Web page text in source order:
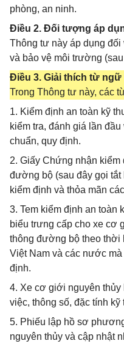
phòng, an ninh.
Điều 2. Đối tượng áp
Thông tư này áp dụng
và bảo vệ môi trường
Điều 3. Giải thích từ ngữ
Trong Thông tư này, các
1. Kiểm định an toàn kỹ
kiểm tra, đánh giá lần
chuẩn, quy định.
2. Giấy Chứng nhận
đường bộ (sau đây gọi
kiểm định và thỏa mãn
3. Tem kiểm định an toàn
biểu trưng cấp cho xe cơ
thông đường bộ theo thời
Việt Nam và các nước
định.
4. Xe cơ giới nguyên thủy
việc, thông số, đặc tính
5. Phiếu lập hồ sơ
nguyên thủy và cập nhật